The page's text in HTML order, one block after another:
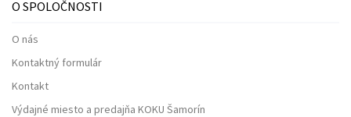
O SPOLOČNOSTI
O nás
Kontaktný formulár
Kontakt
Výdajné miesto a predajňa KOKU Šamorín